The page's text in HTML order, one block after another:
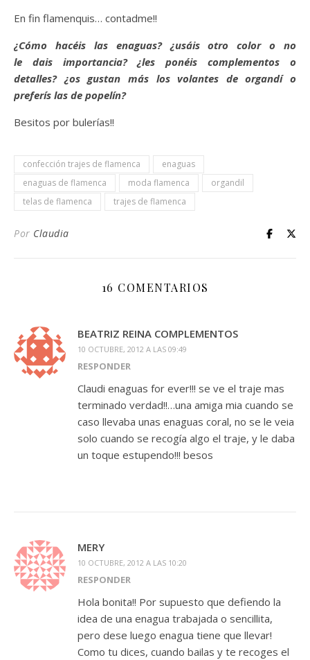
En fin flamenquis… contadme!!
¿Cómo hacéis las enaguas? ¿usáis otro color o no
le dais importancia? ¿les ponéis complementos o
detalles? ¿os gustan más los volantes de organdí o
preferís las de popelín?
Besitos por bulerías!!
confección trajes de flamenca
enaguas
enaguas de flamenca
moda flamenca
organdil
telas de flamenca
trajes de flamenca
Por Claudia
16 COMENTARIOS
BEATRIZ REINA COMPLEMENTOS
10 OCTUBRE, 2012 A LAS 09:49
RESPONDER
Claudi enaguas for ever!!! se ve el traje mas
terminado verdad!!…una amiga mia cuando se
caso llevaba unas enaguas coral, no se le veia
solo cuando se recogía algo el traje, y le daba
un toque estupendo!!! besos
MERY
10 OCTUBRE, 2012 A LAS 10:20
RESPONDER
Hola bonita!! Por supuesto que defiendo la
idea de una enagua trabajada o sencillita,
pero dese luego enagua tiene que llevar!
Como tu dices, cuando bailas y te recoges el